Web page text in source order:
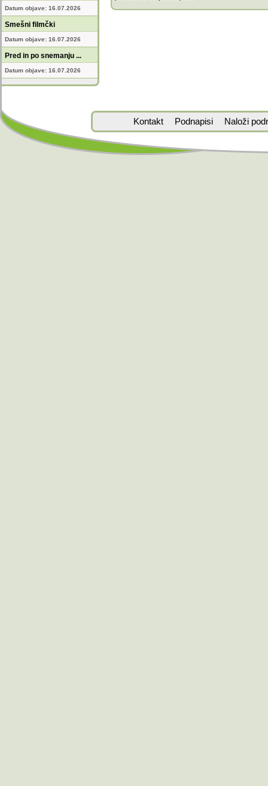
Datum objave: 16.07.2026
Smešni filmčki
Datum objave: 16.07.2026
Pred in po snemanju ...
Datum objave: 16.07.2026
Kontakt Podnapisi Naloži